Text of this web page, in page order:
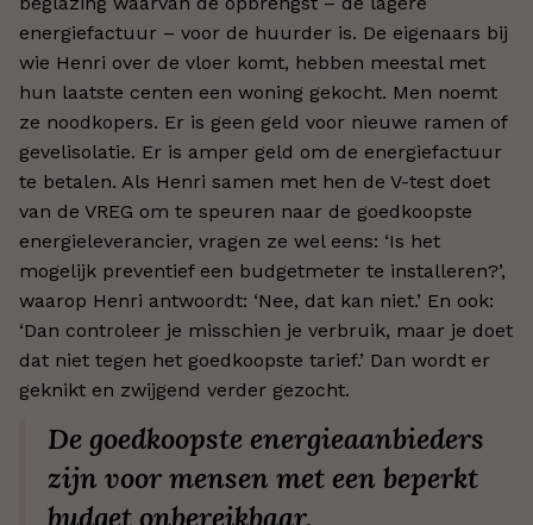
energiefactuur – voor de huurder is. De eigenaars bij
wie Henri over de vloer komt, hebben meestal met
hun laatste centen een woning gekocht. Men noemt
ze noodkopers. Er is geen geld voor nieuwe ramen of
gevelisolatie. Er is amper geld om de energiefactuur
te betalen. Als Henri samen met hen de V-test doet
van de VREG om te speuren naar de goedkoopste
energieleverancier, vragen ze wel eens: ‘Is het
mogelijk preventief een budgetmeter te installeren?’,
waarop Henri antwoordt: ‘Nee, dat kan niet.’ En ook:
‘Dan controleer je misschien je verbruik, maar je doet
dat niet tegen het goedkoopste tarief.’ Dan wordt er
geknikt en zwijgend verder gezocht.
De goedkoopste energieaanbieders
zijn voor mensen met een beperkt
budget onbereikbaar.